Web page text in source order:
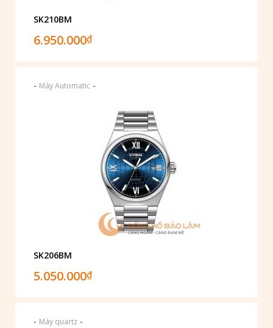
SK210BM
6.950.000₫
- Máy Automatic -
SK206BM
5.050.000₫
- Máy quartz -